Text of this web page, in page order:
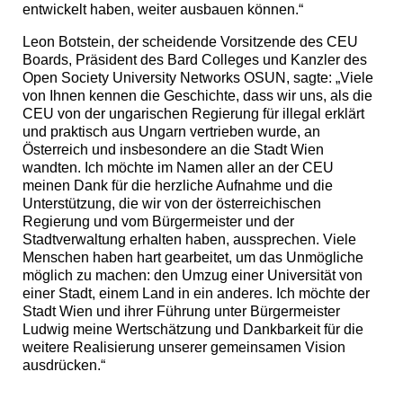
entwickelt haben, weiter ausbauen können.“
Leon Botstein, der scheidende Vorsitzende des CEU
Boards, Präsident des Bard Colleges und Kanzler des
Open Society University Networks OSUN, sagte: „Viele
von Ihnen kennen die Geschichte, dass wir uns, als die
CEU von der ungarischen Regierung für illegal erklärt
und praktisch aus Ungarn vertrieben wurde, an
Österreich und insbesondere an die Stadt Wien
wandten. Ich möchte im Namen aller an der CEU
meinen Dank für die herzliche Aufnahme und die
Unterstützung, die wir von der österreichischen
Regierung und vom Bürgermeister und der
Stadtverwaltung erhalten haben, aussprechen. Viele
Menschen haben hart gearbeitet, um das Unmögliche
möglich zu machen: den Umzug einer Universität von
einer Stadt, einem Land in ein anderes. Ich möchte der
Stadt Wien und ihrer Führung unter Bürgermeister
Ludwig meine Wertschätzung und Dankbarkeit für die
weitere Realisierung unserer gemeinsamen Vision
ausdrücken.“